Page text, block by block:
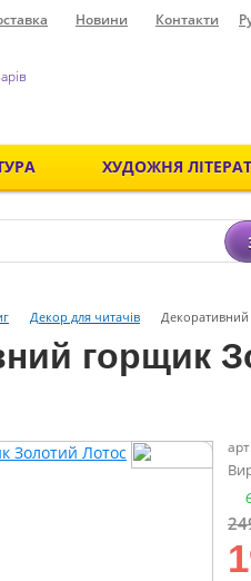
Новини Контакти
ХУДОЖНЯ
Декор для читачів
горщик